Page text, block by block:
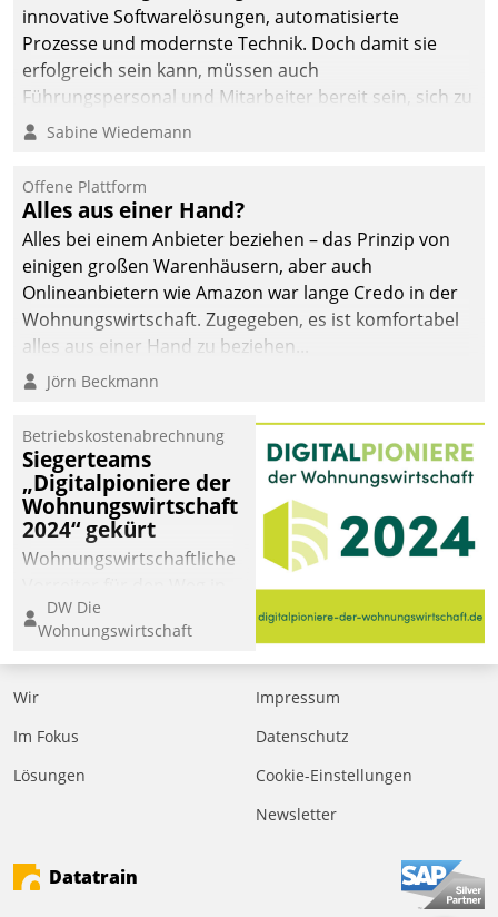
innovative Softwarelösungen, automatisierte
Prozesse und modernste Technik. Doch damit sie
erfolgreich sein kann, müssen auch
Führungspersonal und Mitarbeiter bereit sein, sich zu
verändern und anzupassen, sonst werden sie an ihr
Sabine Wiedemann
Offene Plattform
Alles aus einer Hand?
Alles bei einem Anbieter beziehen – das Prinzip von
einigen großen Warenhäusern, aber auch
Onlineanbietern wie Amazon war lange Credo in der
Wohnungswirtschaft. Zugegeben, es ist komfortabel
alles aus einer Hand zu beziehen...
Jörn Beckmann
Betriebskostenabrechnung
Siegerteams
„Digitalpioniere der
Wohnungswirtschaft
2024“ gekürt
Wohnungswirtschaftliche
eine digitale Zukunft zu
finden, ist das Ziel des
Awards „Digitalpioniere
der
Bewerben können sich
dafür ein Team
DW Die
Wohnungswirtschaft
Wir
Im Fokus
Lösungen
Impressum
Datenschutz
Cookie-Einstellungen
Newsletter
Datatrain